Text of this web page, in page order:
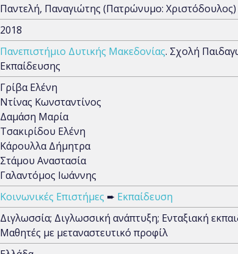
Παντελή, Παναγιώτης (Πατρώνυμο: Χριστόδουλος)
2018
Πανεπιστήμιο Δυτικής Μακεδονίας. Σχολή
Εκπαίδευσης
Γρίβα Ελένη
Ντίνας Κωνσταντίνος
Δαμάση Μαρία
Τσακιρίδου Ελένη
Κάρουλλα Δήμητρα
Στάμου Αναστασία
Γαλαντόμος Ιωάννης
Κοινωνικές Επιστήμες ➨ Εκπαίδευση
Διγλωσσία; Διγλωσσική ανάπτυξη; Ενταξιακή
Μαθητές με μεταναστευτικό προφίλ